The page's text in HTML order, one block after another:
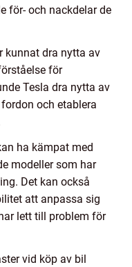
för- och nackdelar de
kunnat dra nytta av
för
Tesla dra nytta av
och etablera
ha kämpat med
modeller som har
Det kan också
att anpassa sig
lett till problem för
vid köp av bil